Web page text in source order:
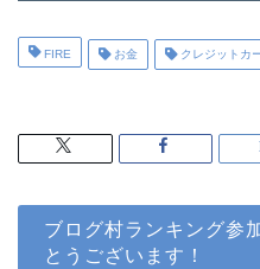
FIRE お金 クレジットカ
ブログ村ランキング参
とうございます！